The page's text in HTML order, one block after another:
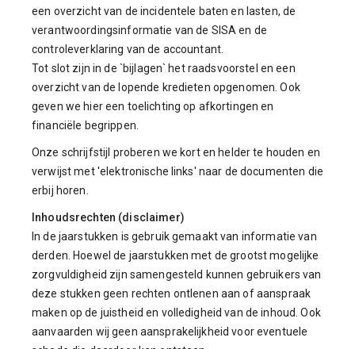
een overzicht van de incidentele baten en lasten, de
verantwoordingsinformatie van de SISA en de
controleverklaring van de accountant.
Tot slot zijn in de `bijlagen` het raadsvoorstel en een
overzicht van de lopende kredieten opgenomen. Ook
geven we hier een toelichting op afkortingen en
financiële begrippen.
Onze schrijfstijl proberen we kort en helder te houden en
verwijst met 'elektronische links' naar de documenten die
erbij horen.
Inhoudsrechten (disclaimer)
In de jaarstukken is gebruik gemaakt van informatie van
derden. Hoewel de jaarstukken met de grootst mogelijke
zorgvuldigheid zijn samengesteld kunnen gebruikers van
deze stukken geen rechten ontlenen aan of aanspraak
maken op de juistheid en volledigheid van de inhoud. Ook
aanvaarden wij geen aansprakelijkheid voor eventuele